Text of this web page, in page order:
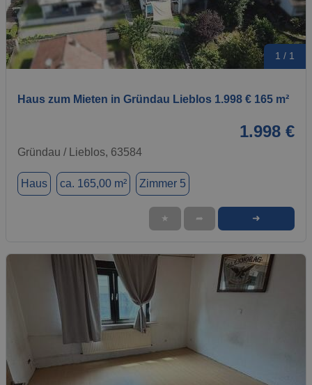
1 / 1
Haus zum Mieten in Gründau Lieblos 1.998 € 165 m²
1.998 €
Gründau / Lieblos, 63584
Haus ca. 165,00 m² Zimmer 5
★ ➦ ➜